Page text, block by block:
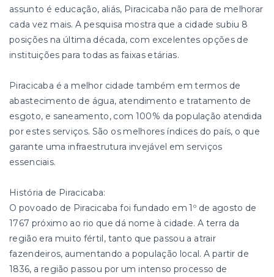
assunto é educação, aliás, Piracicaba não para de melhorar
cada vez mais. A pesquisa mostra que a cidade subiu 8
posições na última década, com excelentes opções de
instituições para todas as faixas etárias.
Piracicaba é a melhor cidade também em termos de
abastecimento de água, atendimento e tratamento de
esgoto, e saneamento, com 100% da população atendida
por estes serviços. São os melhores índices do país, o que
garante uma infraestrutura invejável em serviços
essenciais.
História de Piracicaba:
O povoado de Piracicaba foi fundado em 1º de agosto de
1767 próximo ao rio que dá nome à cidade. A terra da
região era muito fértil, tanto que passou a atrair
fazendeiros, aumentando a população local. A partir de
1836, a região passou por um intenso processo de